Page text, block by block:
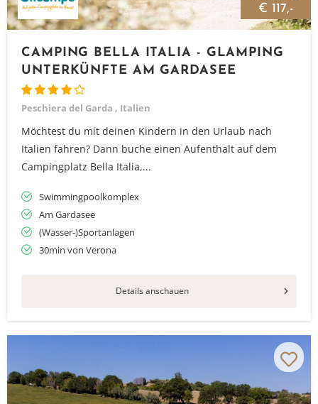
€ 117,-
CAMPING BELLA ITALIA - GLAMPING
UNTERKÜNFTE AM GARDASEE
Peschiera del Garda , Italien
Möchtest du mit deinen Kindern in den Urlaub nach
Italien fahren? Dann buche einen Aufenthalt auf dem
Campingplatz Bella Italia,...
Swimmingpoolkomplex
Am Gardasee
(Wasser-)Sportanlagen
30min von Verona
Details anschauen
Vielen Dank für das Abonnieren unseres Newsletters.